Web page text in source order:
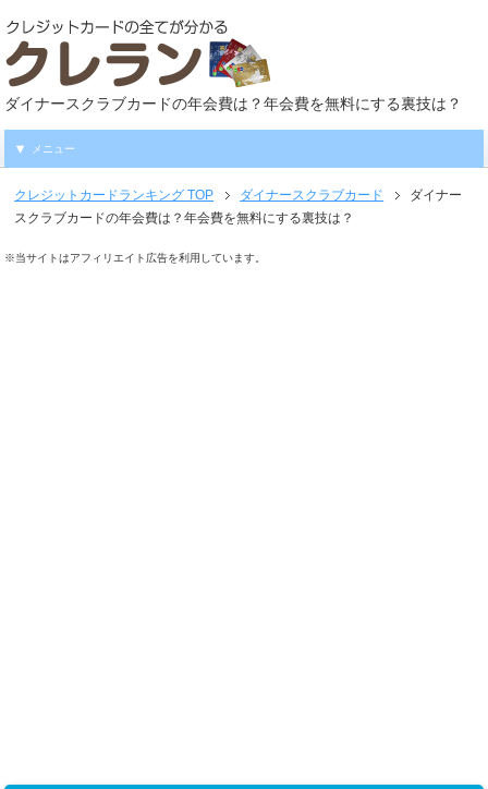
ダイナースクラブカードの年会費は？年会費を無料にする裏技は？
メニュー
クレジットカードランキング TOP ダイナースクラブカード
ダイナー
スクラブカードの年会費は？年会費を無料にする裏技は？
※当サイトはアフィリエイト広告を利用しています。